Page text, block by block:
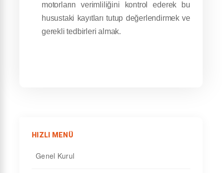
motorların verimliliğini kontrol ederek bu
husustaki kayıtları tutup değerlendirmek ve
gerekli tedbirleri almak.
HIZLI MENÜ
Genel Kurul